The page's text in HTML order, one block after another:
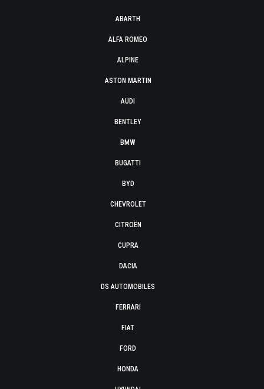
ABARTH
ALFA ROMEO
ALPINE
ASTON MARTIN
AUDI
BENTLEY
BMW
BUGATTI
BYD
CHEVROLET
CITROËN
CUPRA
DACIA
DS AUTOMOBILES
FERRARI
FIAT
FORD
HONDA